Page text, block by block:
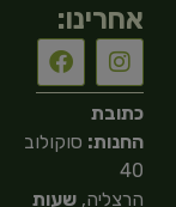
אחרינו:
כתובת
החנות: סוקולוב
40
הרצליה,שעות